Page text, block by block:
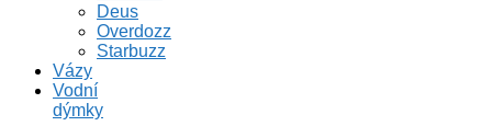
Deus
Overdozz
Starbuzz
Vázy
Vodní
dýmky